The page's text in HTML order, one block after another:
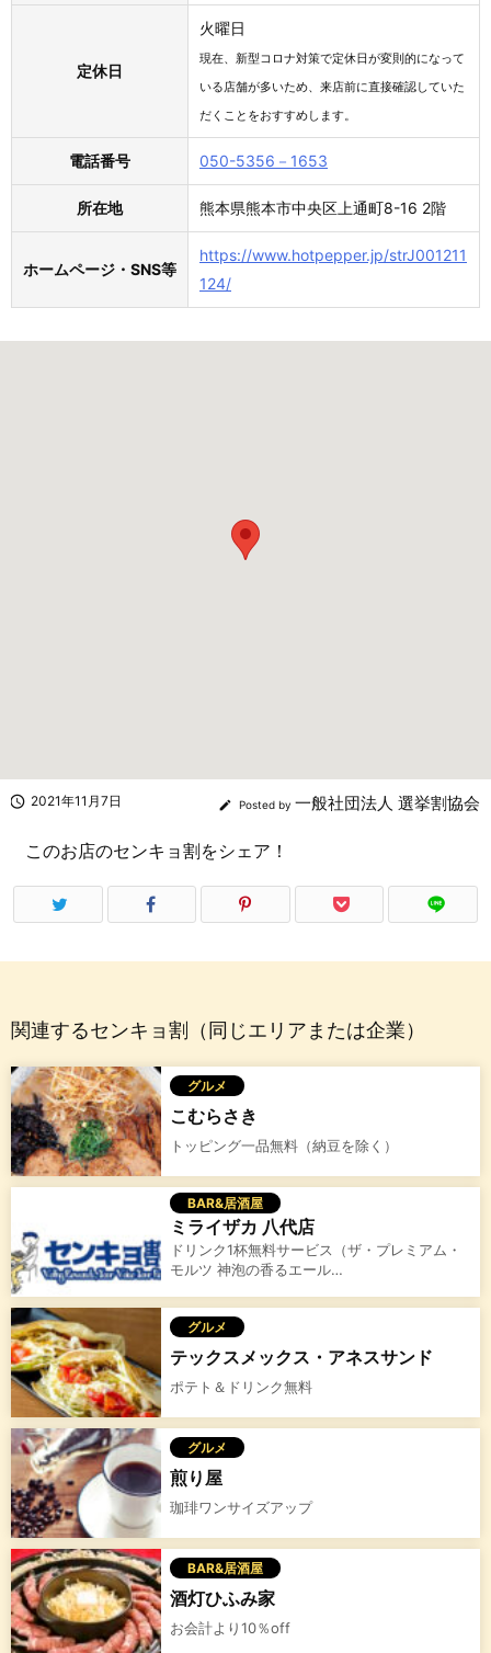
定休日
火曜日
現在、新型コロナ対策で定休日が変則的になって
いる店舗が多いため、来店前に直接確認していた
だくことをおすすめします。
電話番号 050-5356－1653
所在地 熊本県熊本市中央区上通町8-16 2階
ホームページ・SNS等
https://www.hotpepper.jp/strJ001211
124/
 2021年11月7日  Posted by 一般社団法人 選挙割協会
このお店のセンキョ割をシェア！
関連するセンキョ割（同じエリアまたは企業）
グルメ
こむらさき
トッピング一品無料（納豆を除く）
BAR&居酒屋
ミライザカ 八代店
ドリンク1杯無料サービス（ザ・プレミアム・
モルツ 神泡の香るエール…
グルメ
テックスメックス・アネスサンド
ポテト＆ドリンク無料
グルメ
煎り屋
珈琲ワンサイズアップ
BAR&居酒屋
酒灯ひふみ家
お会計より10％off